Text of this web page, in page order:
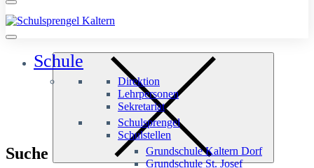
Schule
Direktion
Lehrpersonen
Sekretariat
Schulsprengel
Schulstellen
Grundschule Kaltern Dorf
Grundschule St. Josef
Suche